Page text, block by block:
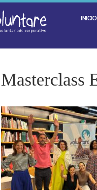
INICIO
Masterclass